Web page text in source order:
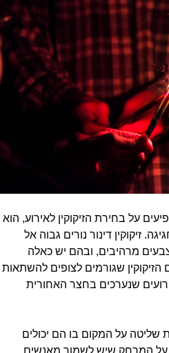
על בחירת הזיקוקין לאירוע, הוא
זיקוקין דינור נורים גבוה אל
מרהיבים, ובהם יש כאלה
שגורמים לצופים להשתאות
שנערכים בחצר האחורית
שליטה על המקום בו הם יכולים
על המרחק שיש לשמור מאנשים